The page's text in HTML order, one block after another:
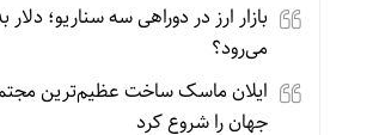
بازار ارز در دوراهی سه سناریو؛
می‌رود؟
ایلان ماسک ساخت عظیم‌ترین
جهان را شروع کرد